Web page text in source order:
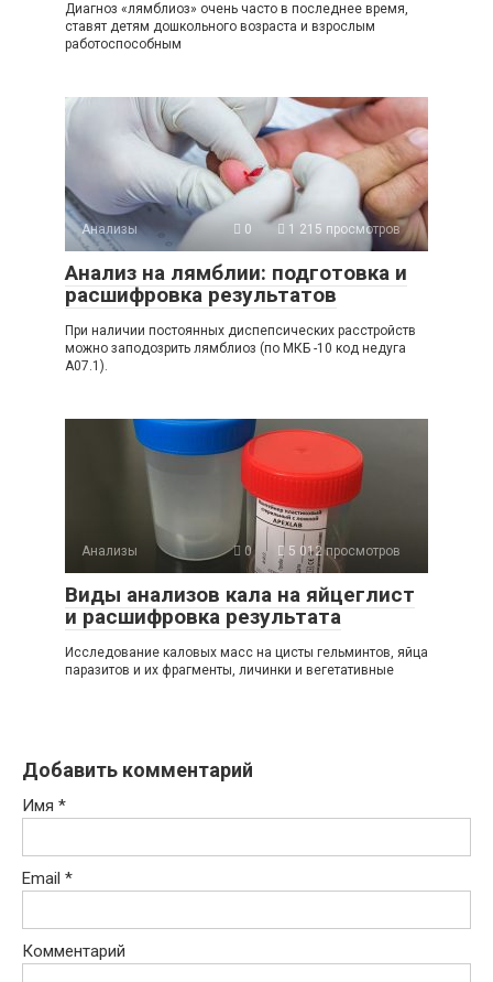
Диагноз «лямблиоз» очень часто в последнее время,
ставят детям дошкольного возраста и взрослым
работоспособным
Анализы 0 1 215 просмотров
Анализ на лямблии: подготовка и
расшифровка результатов
При наличии постоянных диспепсических расстройств
можно заподозрить лямблиоз (по МКБ -10 код недуга
А07.1).
Анализы 0 5 012 просмотров
Виды анализов кала на яйцеглист
и расшифровка результата
Исследование каловых масс на цисты гельминтов, яйца
паразитов и их фрагменты, личинки и вегетативные
Добавить комментарий
Имя *
Email *
Комментарий